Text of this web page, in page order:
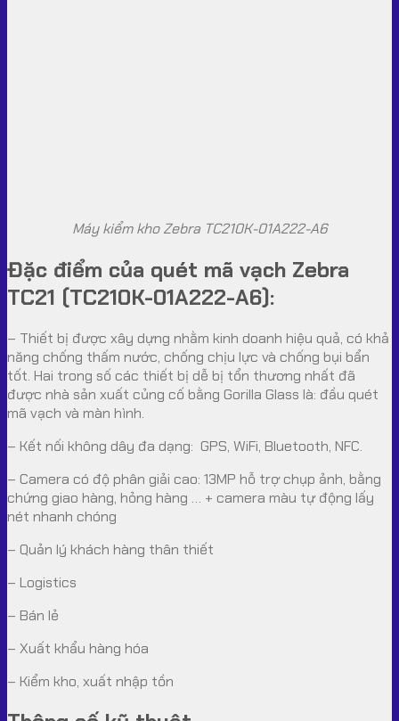
Máy kiểm kho Zebra TC210K-01A222-A6
Đặc điểm của quét mã vạch Zebra
TC21 (TC210K-01A222-A6):
– Thiết bị được xây dựng nhằm kinh doanh hiệu quả, có khả
năng chống thấm nước, chống chịu lực và chống bụi bẩn
tốt. Hai trong số các thiết bị dễ bị tổn thương nhất đã
được nhà sản xuất củng cố bằng Gorilla Glass là: đầu quét
mã vạch và màn hình.
– Kết nối không dây đa dạng: GPS, WiFi, Bluetooth, NFC.
– Camera có độ phân giải cao: 13MP hỗ trợ chụp ảnh, bằng
chứng giao hàng, hỏng hàng … + camera màu tự động lấy
nét nhanh chóng
– Quản lý khách hàng thân thiết
– Logistics
– Bán lẻ
– Xuất khẩu hàng hóa
– Kiểm kho, xuất nhập tồn